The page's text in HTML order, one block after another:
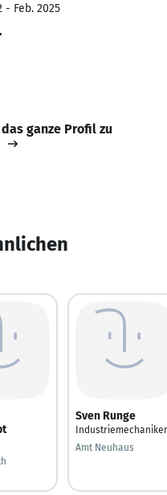
- Feb. 2025
ganze Profil zu
Sven Runge
Industriemechaniker
Amt Neuhaus